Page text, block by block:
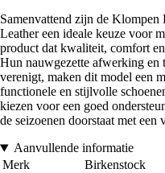
Samenvattend zijn de
Leather een ideale keuze voor
product dat kwaliteit, comfort
Hun nauwgezette afwerking en
verenigt, maken dit model een
functionele en stijlvolle
kiezen voor een goed
de seizoenen doorstaat met een
Aanvullende informatie
Merk
Birkenstock